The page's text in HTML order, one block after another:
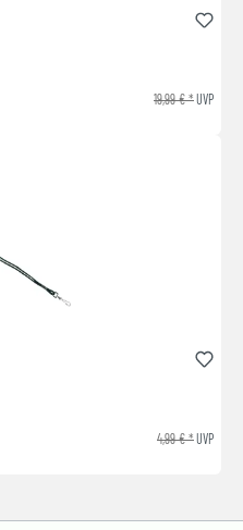
19,99 € *UVP
4,99 € *UVP